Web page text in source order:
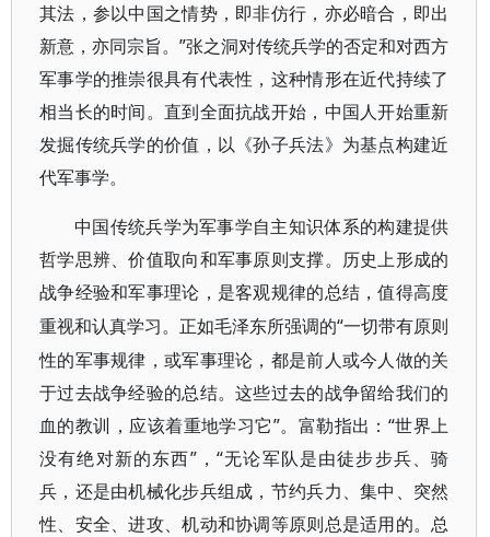
其法，参以中国之情势，即非仿行，亦必暗合，即出
新意，亦同宗旨。”张之洞对传统兵学的否定和对西方
军事学的推崇很具有代表性，这种情形在近代持续了
相当长的时间。直到全面抗战开始，中国人开始重新
发掘传统兵学的价值，以《孙子兵法》为基点构建近
代军事学。
中国传统兵学为军事学自主知识体系的构建提供
哲学思辨、价值取向和军事原则支撑。历史上形成的
战争经验和军事理论，是客观规律的总结，值得高度
重视和认真学习。正如毛泽东所强调的“一切带有原则
性的军事规律，或军事理论，都是前人或今人做的关
于过去战争经验的总结。这些过去的战争留给我们的
血的教训，应该着重地学习它”。富勒指出：“世界上
没有绝对新的东西”，“无论军队是由徒步步兵、骑
兵，还是由机械化步兵组成，节约兵力、集中、突然
性、安全、进攻、机动和协调等原则总是适用的。总